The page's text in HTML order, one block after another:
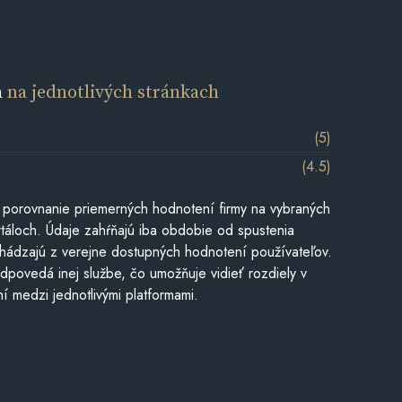
na jednotlivých stránkach
(5)
(4.5)
priemerných hodnotení firmy na vybraných
Údaje zahŕňajú iba obdobie od spustenia
z verejne dostupných hodnotení používateľov.
inej službe, čo umožňuje vidieť rozdiely v
medzi jednotlivými platformami.